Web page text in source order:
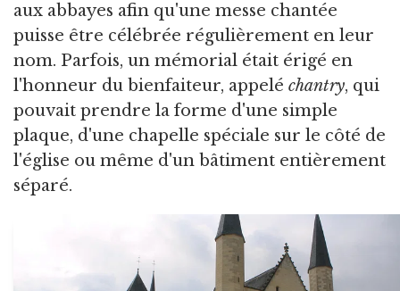
aux abbayes afin qu'une messe chantée
puisse être célébrée régulièrement en leur
nom. Parfois, un mémorial était érigé en
l'honneur du bienfaiteur, appelé chantry, qui
pouvait prendre la forme d'une simple
plaque, d'une chapelle spéciale sur le côté de
l'église ou même d'un bâtiment entièrement
séparé.